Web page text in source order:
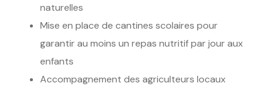
naturelles
Mise en place de cantines scolaires pour
garantir au moins un repas nutritif par jour aux
enfants
Accompagnement des agriculteurs locaux